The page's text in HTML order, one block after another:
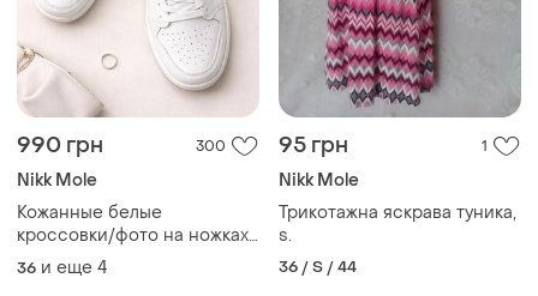
990 грн 300
Nikk Mole
Кожанные белые
кроссовки/фото на ножках/
снова в наличии
36 и еще 4
95 грн 1
Nikk Mole
Трикотажна яскрава туника,
s.
36 / S / 44